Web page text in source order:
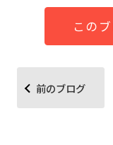
この
前のブログ